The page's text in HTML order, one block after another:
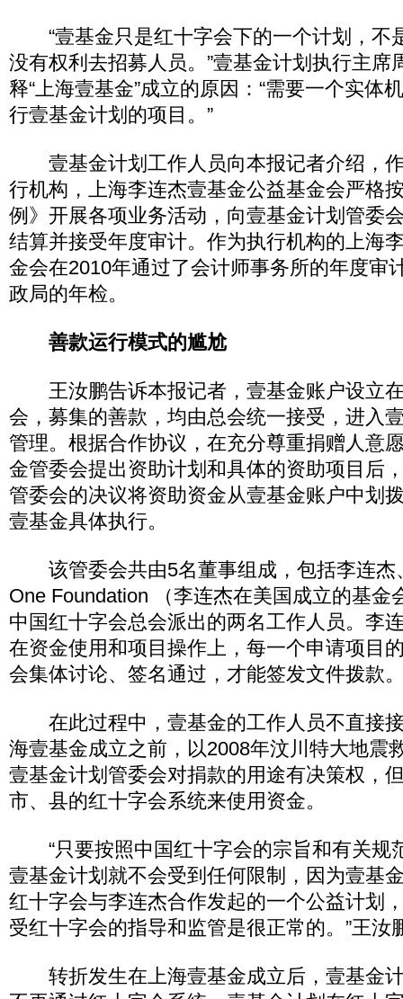
“壹基金只是红十字会下的一个计划，不
没有权利去招募人员。”壹基金计划执行主席
释“上海壹基金”成立的原因：“需要一个实体
行壹基金计划的项目。”
壹基金计划工作人员向本报记者介绍，
行机构，上海李连杰壹基金公益基金会严格
例》开展各项业务活动，向壹基金计划管委
结算并接受年度审计。作为执行机构的上海
金会在2010年通过了会计师事务所的年度审
政局的年检。
善款运行模式的尴尬
王汝鹏告诉本报记者，壹基金账户设立
会，募集的善款，均由总会统一接受，进入
管理。根据合作协议，在充分尊重捐赠人意
金管委会提出资助计划和具体的资助项目后
管委会的决议将资助资金从壹基金账户中划
壹基金具体执行。
该管委会共由5名董事组成，包括李连杰
One Foundation （李连杰在美国成立的基金
中国红十字会总会派出的两名工作人员。李
在资金使用和项目操作上，每一个申请项目
会集体讨论、签名通过，才能签发文件拨款
在此过程中，壹基金的工作人员不直接
海壹基金成立之前，以2008年汶川特大地震
壹基金计划管委会对捐款的用途有决策权，
市、县的红十字会系统来使用资金。
“只要按照中国红十字会的宗旨和有关规
壹基金计划就不会受到任何限制，因为壹基
红十字会与李连杰合作发起的一个公益计划
受红十字会的指导和监管是很正常的。”王汝
转折发生在上海壹基金成立后，壹基金